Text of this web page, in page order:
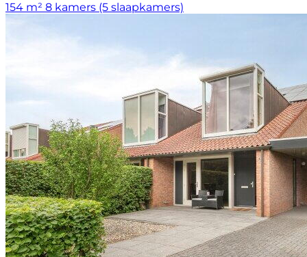
154 m² 8 kamers (5 slaapkamers)